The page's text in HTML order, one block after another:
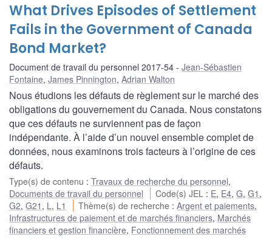
What Drives Episodes of Settlement
Fails in the Government of Canada
Bond Market?
Document de travail du personnel 2017-54
Jean-Sébastien
Fontaine, James Pinnington, Adrian Walton
Nous étudions les défauts de règlement sur le marché des
obligations du gouvernement du Canada. Nous constatons
que ces défauts ne surviennent pas de façon
indépendante. À l’aide d’un nouvel ensemble complet de
données, nous examinons trois facteurs à l’origine de ces
défauts.
Type(s) de contenu : Travaux de recherche du personnel,
Documents de travail du personnel
Code(s) JEL : E, E4,G,G1 ,
G2, G21 , L , L1 Thème(s) de recherche :Argent et paiements,
Infrastructures de paiement et de marchés financiers, Marchés
financiers et gestion financière, Fonctionnement des marchés